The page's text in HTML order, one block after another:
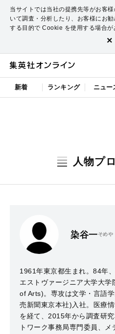
当サイトでは当社の提携先等がお客
いて調査・分析したり、お客様にお
する目的で Cookie を使用する場合が
×
新着 ランキング ニュー
人物プ
染谷一そめや
1961年東京都生まれ。84年
エストヴァージニア大学大
of Arts)。専攻は文学・言語
売新聞東京本社)入社。医療
を経て、2015年から調査研
トワーク事務局専門委員、